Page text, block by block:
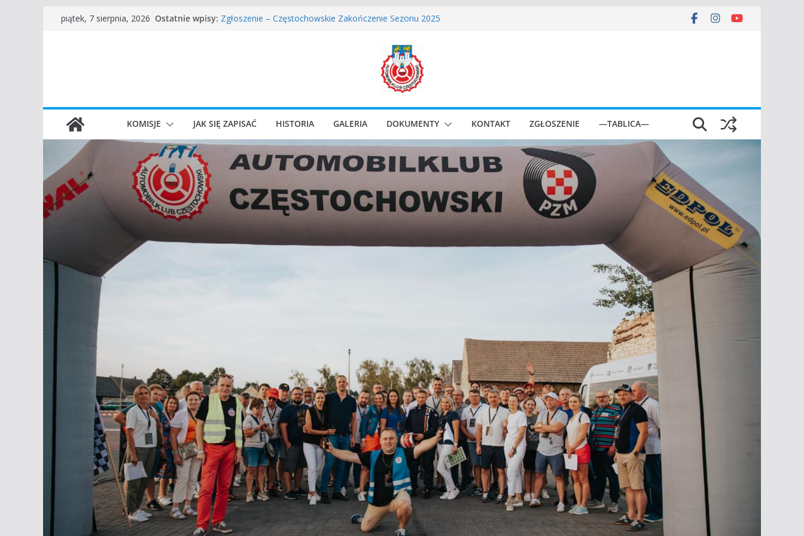
Przejdźpiątek, 7 sierpnia, 2026 Ostatnie wpisy: Zgłoszenie – Częstochowskie Zakończenie Sezonu 2025
I Gliwicki Classic Sprint o Puchar Prezydenta Miasta Gliwice
KOMISJE JAK SIĘ ZAPISAĆ HISTORIA GALERIA DOKUMENTY KONTAKT ZGŁOSZENIE —TABLICA—